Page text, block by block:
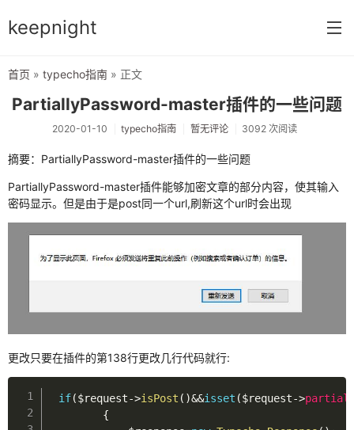
keepnight
分类
网络编程
c语言
网络配置
python
python爬虫
首页 » typecho指南 » 正文
PartiallyPassword-master插件的一些问题
2020-01-10 typecho指南 暂无评论 3092 次阅读
摘要：PartiallyPassword-master插件的一些问题
PartiallyPassword-master插件能够加密文章的部分内容，使其输入
密码显示。但是由于是post同一个url,刷新这个url时会出现
更改只要在插件的第138行更改几行代码就行:
if($request->isPost ( )&&isset ($request->
{